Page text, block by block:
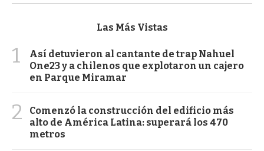
Las Más Vistas
1
Así detuvieron al cantante de trap Nahuel
One23 y a chilenos que explotaron un cajero
en Parque Miramar
2
Comenzó la construcción del edificio más
alto de América Latina: superará los 470
metros